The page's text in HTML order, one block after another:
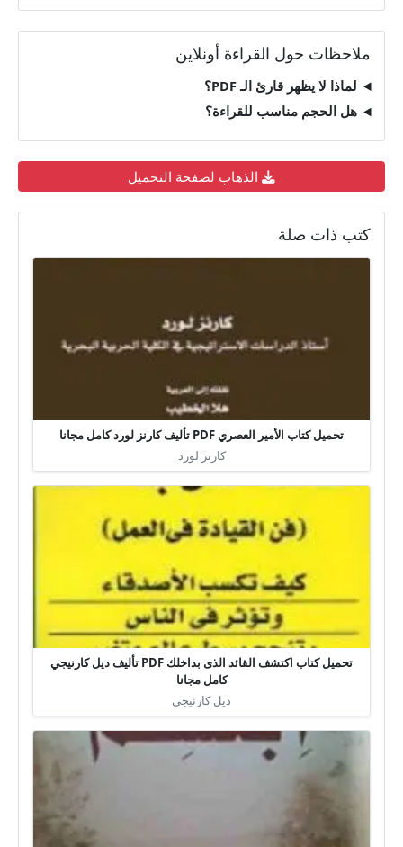
ملاحظات حول القراءة أونلاين
لماذا لا يظهر قارئ الـ PDF؟
هل الحجم مناسب للقراءة؟
الذهاب لصفحة التحميل
كتب ذات صلة
تحميل كتاب الأمير العصري PDF تأليف كارنز لورد كامل مجانا
كارنز لورد
تحميل كتاب اكتشف القائد الذى بداخلك PDF تأليف ديل كارنيجي
كامل مجانا
ديل كارنيجي